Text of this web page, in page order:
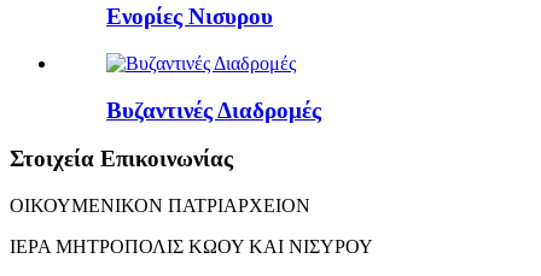
Ενορίες Νισυρου
Βυζαντινές Διαδρομές
Στοιχεία Επικοινωνίας
ΟΙΚΟΥΜΕΝΙΚΟΝ ΠΑΤΡΙΑΡΧΕΙΟΝ
ΙΕΡΑ ΜΗΤΡΟΠΟΛΙΣ ΚΩΟΥ ΚΑΙ ΝΙΣΥΡΟΥ